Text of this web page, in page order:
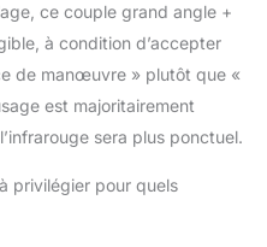
ce couple grand angle +
à condition d’accepter
de manœuvre » plutôt que «
est majoritairement
sera plus ponctuel.
privilégier pour quels